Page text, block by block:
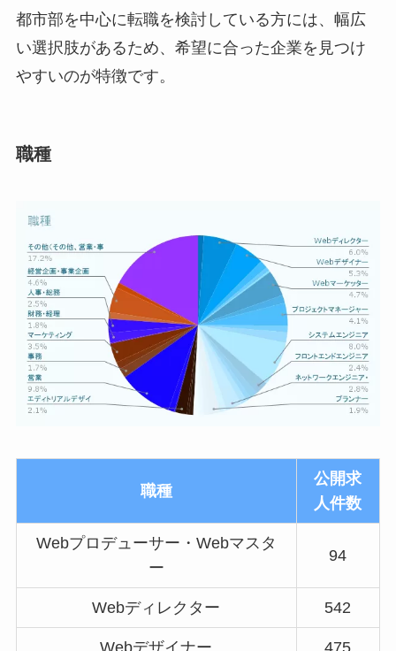
都市部を中心に転職を検討している方には、幅広
い選択肢があるため、希望に合った企業を見つけ
やすいのが特徴です。
職種
職種
公開求
人件数
Webプロデューサー・Webマスタ
ー
94
Webディレクター 542
Webデザイナー 475